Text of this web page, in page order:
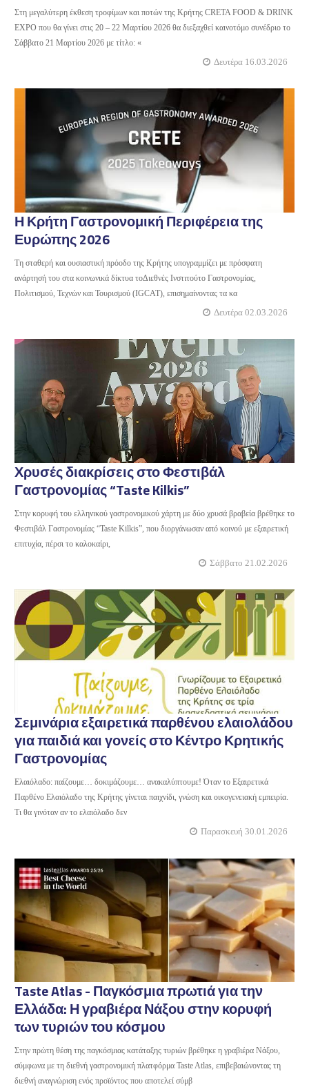
Στη μεγαλύτερη έκθεση τροφίμων και ποτών της Κρήτης CRETA FOOD & DRINK
EXPO που θα γίνει στις 20 – 22 Μαρτίου 2026 θα διεξαχθεί καινοτόμο συνέδριο το
Σάββατο 21 Μαρτίου 2026 με τίτλο: «
Δευτέρα 16.03.2026
Η Κρήτη Γαστρονομική Περιφέρεια της
Ευρώπης 2026
Τη σταθερή και ουσιαστική πρόοδο της Κρήτης υπογραμμίζει με πρόσφατη
ανάρτησή του στα κοινωνικά δίκτυα τοΔιεθνές Ινστιτούτο Γαστρονομίας,
Πολιτισμού, Τεχνών και Τουρισμού (IGCAT), επισημαίνοντας τα κα
Δευτέρα 02.03.2026
Χρυσές διακρίσεις στο Φεστιβάλ
Γαστρονομίας “Taste Kilkis”
Στην κορυφή του ελληνικού γαστρονομικού χάρτη με δύο χρυσά βραβεία βρέθηκε το
Φεστιβάλ Γαστρονομίας “Taste Kilkis”, που διοργάνωσαν από κοινού με εξαιρετική
επιτυχία, πέρσι το καλοκαίρι,
Σάββατο 21.02.2026
Σεμινάρια εξαιρετικά παρθένου ελαιολάδου
για παιδιά και γονείς στο Κέντρο Κρητικής
Γαστρονομίας
Ελαιόλαδο: παίζουμε… δοκιμάζουμε… ανακαλύπτουμε! Όταν το Εξαιρετικά
Παρθένο Ελαιόλαδο της Κρήτης γίνεται παιχνίδι, γνώση και οικογενειακή εμπειρία.
Τι θα γινόταν αν το ελαιόλαδο δεν
Παρασκευή 30.01.2026
Taste Atlas - Παγκόσμια πρωτιά για την
Ελλάδα: Η γραβιέρα Νάξου στην κορυφή
των τυριών του κόσμου
Στην πρώτη θέση της παγκόσμιας κατάταξης τυριών βρέθηκε η γραβιέρα Νάξου,
σύμφωνα με τη διεθνή γαστρονομική πλατφόρμα Taste Atlas, επιβεβαιώνοντας τη
διεθνή αναγνώριση ενός προϊόντος που αποτελεί σύμβ